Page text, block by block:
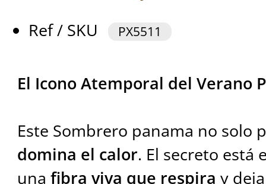
Ref / SKU
PX5511
El Icono Atemporal del Verano
Este Sombrero panama no solo
domina el calor. El secreto está
una fibra viva que respira y